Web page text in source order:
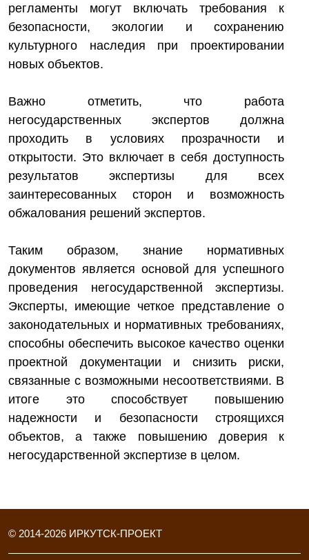
регламенты могут включать требования к
безопасности, экологии и сохранению
культурного наследия при проектировании
новых объектов.
Важно отметить, что работа
негосударственных экспертов должна
проходить в условиях прозрачности и
открытости. Это включает в себя доступность
результатов экспертизы для всех
заинтересованных сторон и возможность
обжалования решений экспертов.
Таким образом, знание нормативных
документов является основой для успешного
проведения негосударственной экспертизы.
Эксперты, имеющие четкое представление о
законодательных и нормативных требованиях,
способны обеспечить высокое качество оценки
проектной документации и снизить риски,
связанные с возможными несоответствиями. В
итоге это способствует повышению
надежности и безопасности строящихся
объектов, а также повышению доверия к
негосударственной экспертизе в целом.
© 2014-2026 ИРКУТСК-ПРОЕКТ